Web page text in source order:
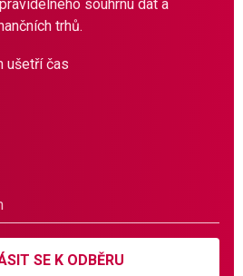
souhrnu dat a
trhů.
ušetří čas
SE K ODBĚRU